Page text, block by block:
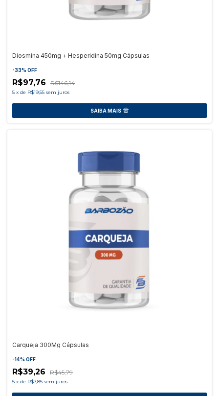
Diosmina 450mg + Hesperidina 50mg Cápsulas
-33% OFF
R$97,76 R$146,14
5 x de R$19,55 sem juros
SAIBA MAIS
Carqueja 300Mg Cápsulas
-14% OFF
R$39,26 R$45,79
5 x de R$7,85 sem juros